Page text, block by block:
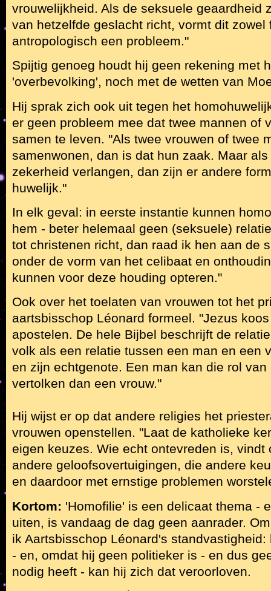
vrouwelijkheid. Als de seksuele geaardheid
van hetzelfde geslacht richt, vormt dit zowel
antropologisch een probleem."
Spijtig genoeg houdt hij geen rekening met
'overbevolking', noch met de wetten van
Hij sprak zich ook uit tegen het
er geen probleem mee dat twee mannen of
samen te leven. "Als twee vrouwen of twee
samenwonen, dan is dat hun zaak. Maar
zekerheid verlangen, dan zijn er andere
huwelijk."
In elk geval: in eerste instantie kunnen
hem - beter helemaal geen (seksuele)
tot christenen richt, dan raad ik hen aan de
onder de vorm van het celibaat en
kunnen voor deze houding opteren."
Ook over het toelaten van vrouwen tot het
aartsbisschop Léonard formeel. "Jezus
apostelen. De hele Bijbel beschrijft de
volk als een relatie tussen een man en een
en zijn echtgenote. Een man kan die rol
vertolken dan een vrouw."
Hij wijst er op dat andere religies het
vrouwen openstellen. "Laat de katholieke
eigen keuzes. Wie echt ontevreden is, vindt
andere geloofsovertuigingen, die andere
en daardoor met ernstige problemen
Kortom: 'Homofilie' is een delicaat thema -
uiten, is vandaag de dag geen aanrader.
ik Aartsbisschop Léonard's
- en, omdat hij geen politieker is - en dus
nodig heeft - kan hij zich dat veroorloven.